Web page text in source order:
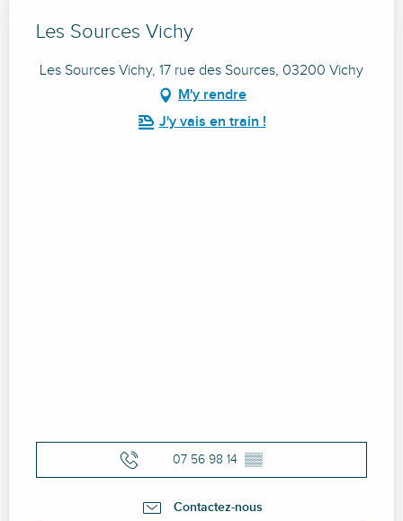
Les Sources Vichy
Les Sources Vichy, 17 rue des Sources, 03200 Vichy
M'y rendre
J'y vais en train !
07 56 98 14 ▒▒
Contactez-nous